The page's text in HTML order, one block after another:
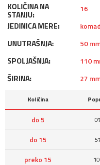
KOLIČINA NA
STANJU:
16
JEDINICA MERE: komad
UNUTRAŠNJA: 50
SPOLJAŠNJA: 110
ŠIRINA: 27
Količina
do 5
do 15
preko 15